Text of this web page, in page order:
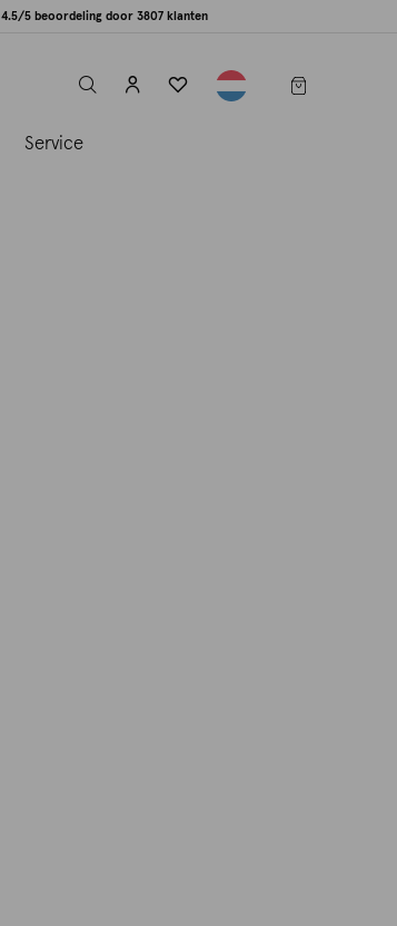
4.5/5 beoordeling door 3807 klanten
label.header.toggle
Service